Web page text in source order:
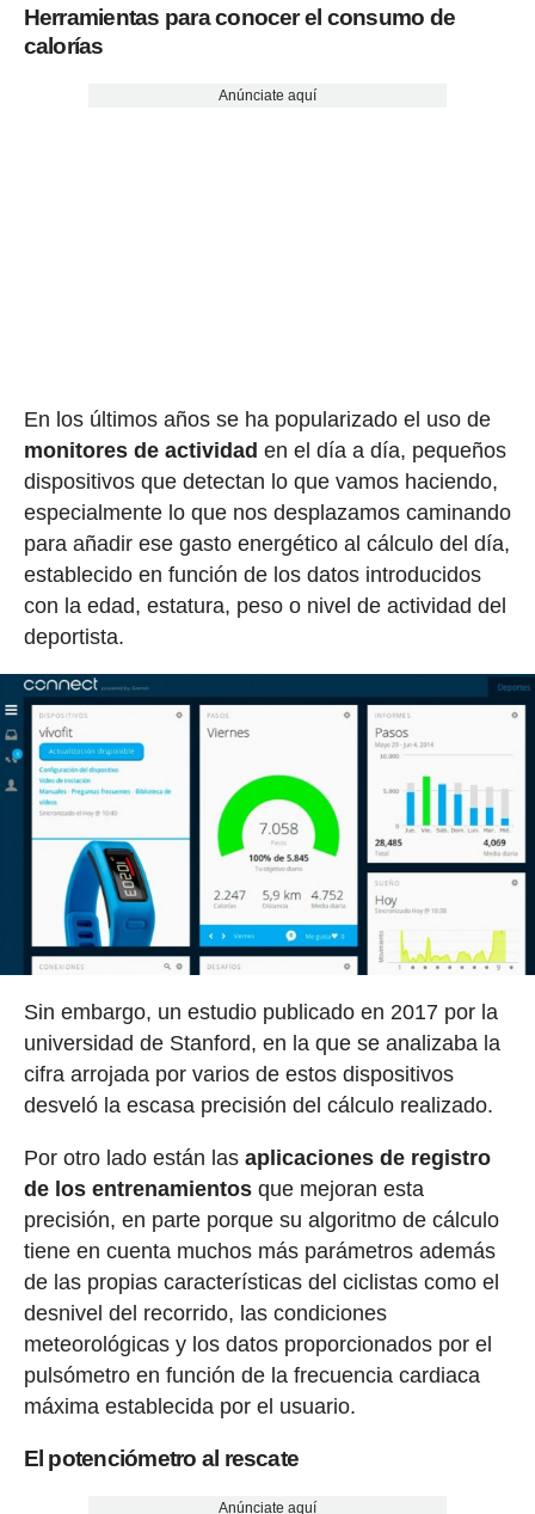
Herramientas para conocer el consumo de
calorías
Anúnciate aquí
En los últimos años se ha popularizado el uso de
monitores de actividad en el día a día, pequeños
dispositivos que detectan lo que vamos haciendo,
especialmente lo que nos desplazamos caminando
para añadir ese gasto energético al cálculo del día,
establecido en función de los datos introducidos
con la edad, estatura, peso o nivel de actividad del
deportista.
Sin embargo, un estudio publicado en 2017 por la
universidad de Stanford, en la que se analizaba la
cifra arrojada por varios de estos dispositivos
desveló la escasa precisión del cálculo realizado.
Por otro lado están las aplicaciones de registro
de los entrenamientosque mejoran esta
precisión, en parte porque su algoritmo de cálculo
tiene en cuenta muchos más parámetros además
de las propias características del ciclistas como el
desnivel del recorrido, las condiciones
meteorológicas y los datos proporcionados por el
pulsómetro en función de la frecuencia cardiaca
máxima establecida por el usuario.
El potenciómetro al rescate
Anúnciate aquí